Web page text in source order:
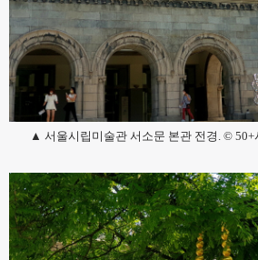
▲ 서울시립미술관 서소문 본관 전경. ©